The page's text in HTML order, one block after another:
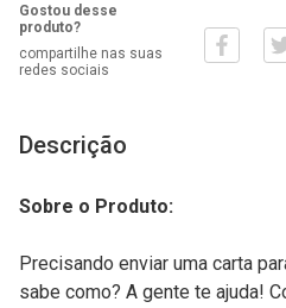
Gostou desse
produto?
compartilhe nas suas
redes sociais
Descrição
Sobre o Produto:
Precisando enviar uma carta
sabe como? A gente te ajuda!